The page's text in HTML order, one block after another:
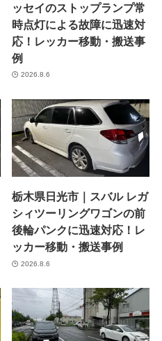
ッセイのストップランプ常
時点灯による故障に迅速対
応！レッカー移動・搬送事
例
2026.8.6
栃木県日光市｜スバル レガ
シィツーリングワゴンの前
後輪パンクに迅速対応！レ
ッカー移動・搬送事例
2026.8.6